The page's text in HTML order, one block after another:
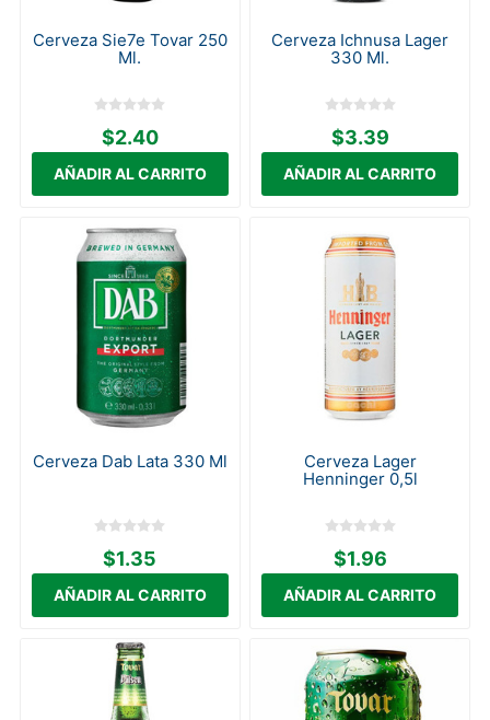
Cerveza Sie7e Tovar 250
Ml.
$2.40
Cerveza Ichnusa Lager
330 Ml.
$3.39
Cerveza Dab Lata 330 Ml
$1.35
Cerveza Lager
Henninger 0,5l
$1.96